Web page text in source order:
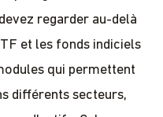
regarder au-delà
et les fonds indiciels
qui permettent
différents secteurs,